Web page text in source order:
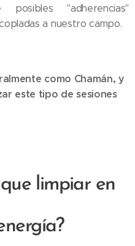
"adherencias"
a nuestro campo.
como Chamán, y
este tipo de sesiones
limpiar en